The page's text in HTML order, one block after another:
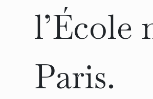
l’École
Paris.